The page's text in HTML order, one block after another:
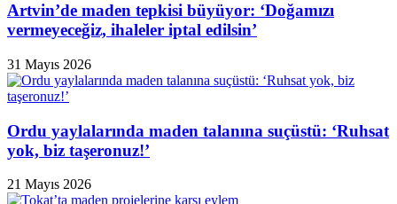
Artvin’de maden tepkisi büyüyor: ‘Doğamızı
vermeyeceğiz, ihaleler iptal edilsin’
31 Mayıs 2026
Ordu yaylalarında maden talanına suçüstü: ‘Ruhsat
yok, biz taşeronuz!’
21 Mayıs 2026